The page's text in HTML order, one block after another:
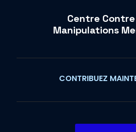
Centre
Manipulations
CONTRIBUEZ